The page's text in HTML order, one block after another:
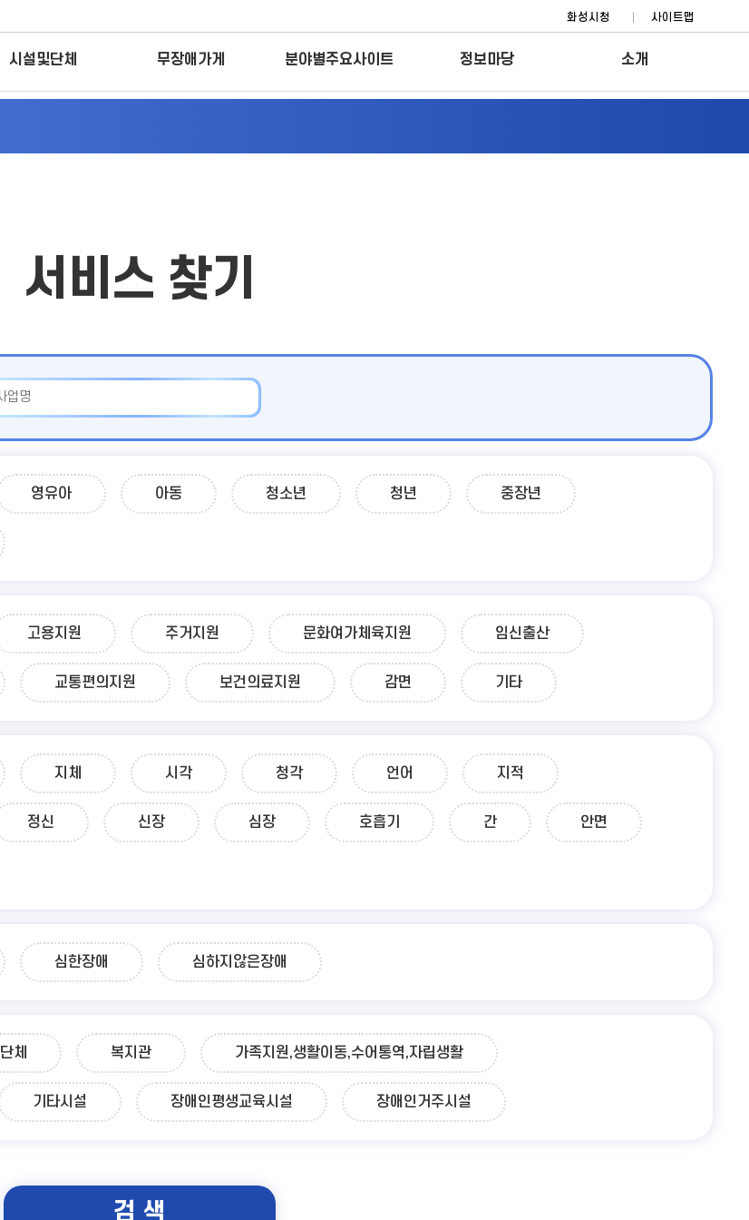
화성시청 사이트맵
시설및단체 무장애가게 분야별주요사이트 정보마당 소개
서비스 찾기
영유아 아동 청소년 청년 중장년
고용지원 주거지원 문화여가체육지원 임신출산
교통편의지원 보건의료지원 감면 기타
지체 시각 청각 언어 지적
정신 신장 심장 호흡기 간 안면
심한장애 심하지않은장애
단체 복지관 가족지원,생활이동,수어통역,자립생활
기타시설 장애인평생교육시설 장애인거주시설
검 색